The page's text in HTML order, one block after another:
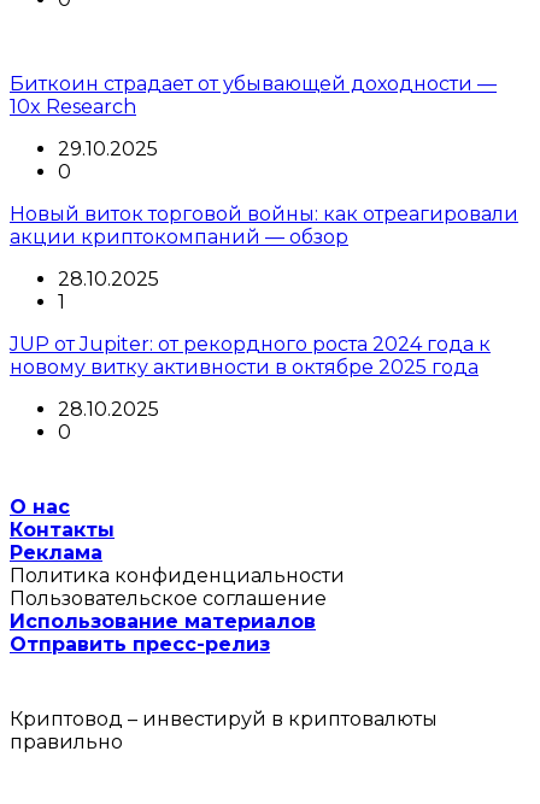
Биткоин страдает от убывающей доходности —
10x Research
29.10.2025
0
Новый виток торговой войны: как отреагировали
акции криптокомпаний — обзор
28.10.2025
1
JUP от Jupiter: от рекордного роста 2024 года к
новому витку активности в октябре 2025 года
28.10.2025
0
О нас
Контакты
Реклама
Политика конфиденциальности
Пользовательское соглашение
Использование материалов
Отправить пресс-релиз
Криптовод – инвестируй в криптовалюты
правильно